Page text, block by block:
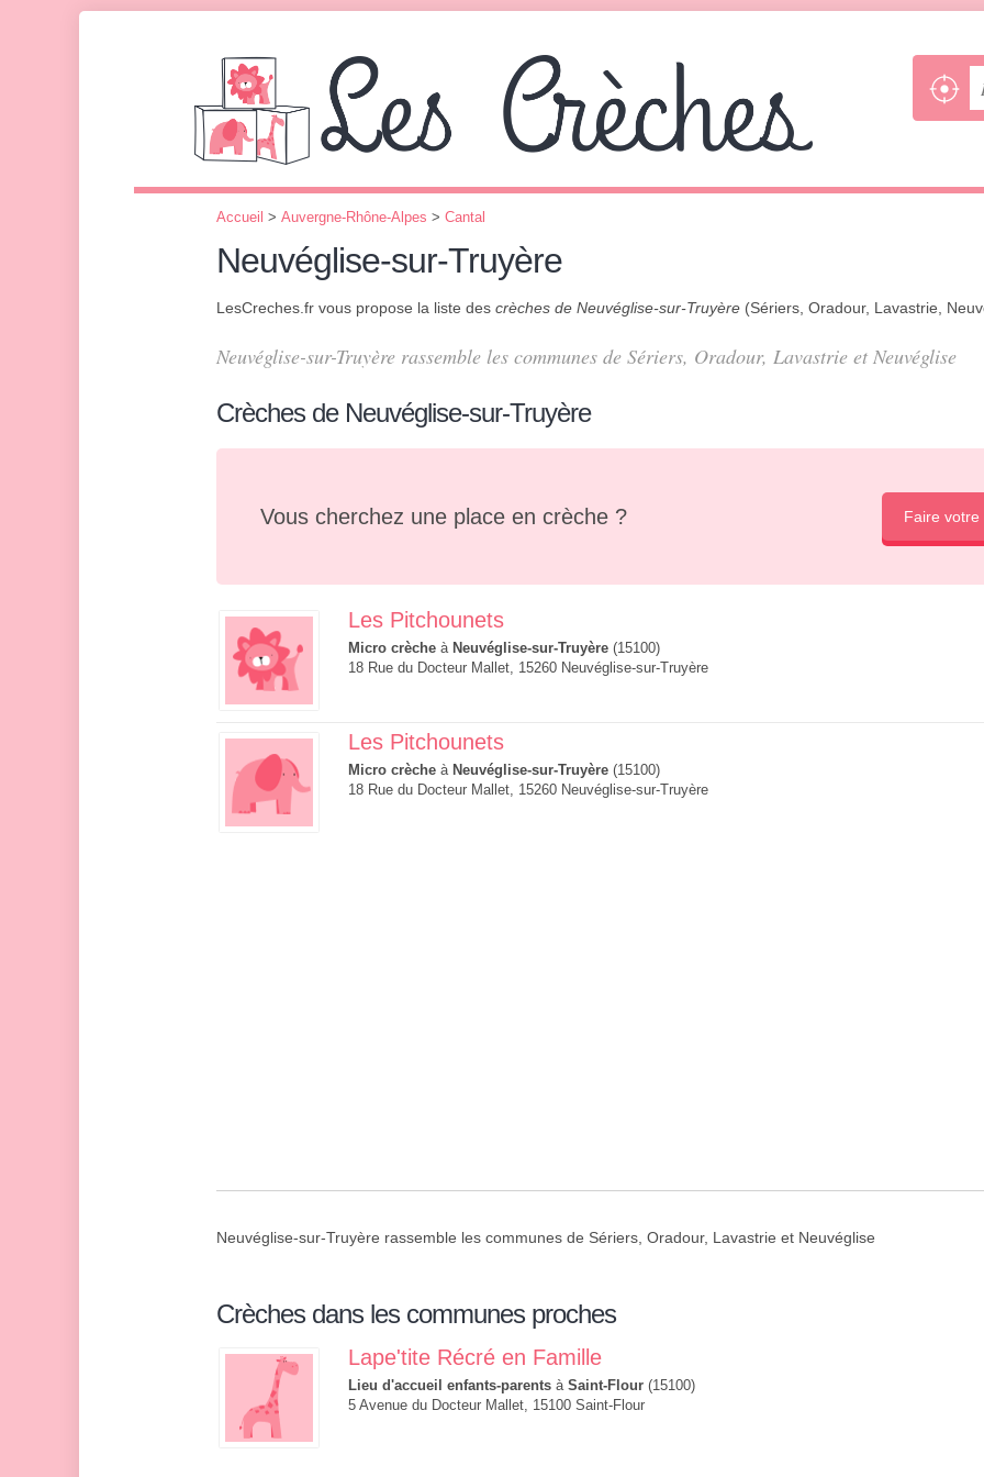
Accueil > Auvergne-Rhône-Alpes > Cantal
Neuvéglise-sur-Truyère
LesCreches.fr vous propose la liste des crèches de Neuvéglise-sur-Truyère (Sériers, Oradour, Lavastrie,
Neuvéglise-sur-Truyère rassemble les communes de Sériers, Oradour, Lavastrie et Neuvéglise
Crèches de Neuvéglise-sur-Truyère
Vous cherchez une place en crèche ? Faire votre
Les Pitchounets
Micro crèche à Neuvéglise-sur-Truyère (15100)
18 Rue du Docteur Mallet, 15260 Neuvéglise-sur-Truyère
Les Pitchounets
Micro crèche à Neuvéglise-sur-Truyère (15100)
18 Rue du Docteur Mallet, 15260 Neuvéglise-sur-Truyère
Neuvéglise-sur-Truyère rassemble les communes de Sériers, Oradour, Lavastrie et Neuvéglise
Crèches dans les communes proches
Lape'tite Récré en Famille
Lieu d'accueil enfants-parents à Saint-Flour (15100)
5 Avenue du Docteur Mallet, 15100 Saint-Flour